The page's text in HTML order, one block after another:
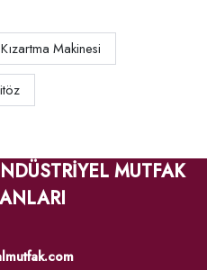
Makinesi
MUTFAK